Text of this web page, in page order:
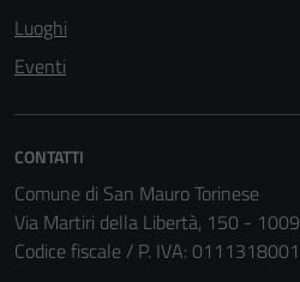
Luoghi
Eventi
CONTATTI
Comune di San Mauro Torinese
Via Martiri della Libertà, 150 -
Codice fiscale / P. IVA: